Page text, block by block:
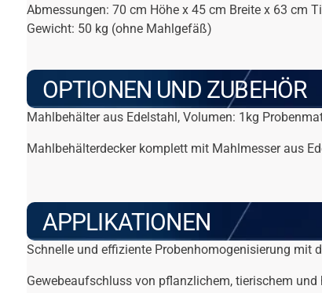
Abmessungen: 70 cm Höhe x 45 cm Breite x 63 cm
Gewicht: 50 kg (ohne Mahlgefäß)
OPTIONEN UND ZUBEHÖR
Mahlbehälter aus Edelstahl, Volumen: 1kg
Mahlbehälterdecker komplett mit Mahlmesser aus
APPLIKATIONEN
Schnelle und effiziente Probenhomogenisierung mit
Gewebeaufschluss von pflanzlichem, tierischem